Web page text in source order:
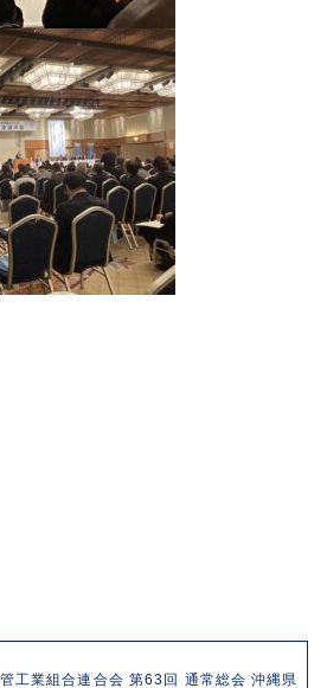
工業組合連合会 第63回 通常総会 沖縄県